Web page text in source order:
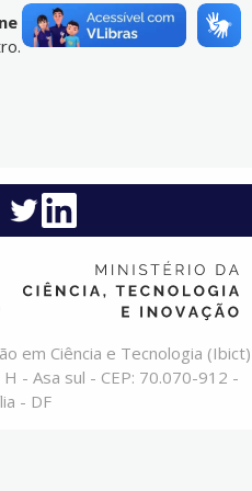
Miranda dos- não
em Ciência e Tecnologia (Ibict)
- Asa sul - CEP: 70.070-912 -
- DF